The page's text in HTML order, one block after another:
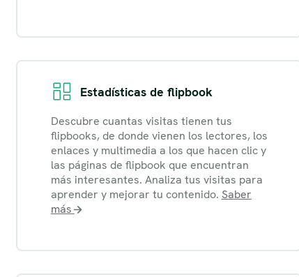
Estadísticas de flipbook
Descubre cuantas visitas tienen tus
flipbooks, de donde vienen los lectores, los
enlaces y multimedia a los que hacen clic y
las páginas de flipbook que encuentran
más interesantes. Analiza tus visitas para
aprender y mejorar tu contenido. Saber
más